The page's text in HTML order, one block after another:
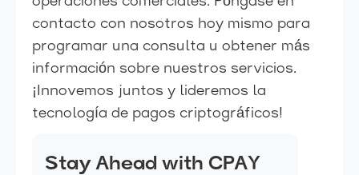
contacto con nosotros hoy mismo para
programar una consulta u obtener más
información sobre nuestros servicios.
¡Innovemos juntos y lideremos la
tecnología de pagos criptográficos!
Stay Ahead with CPAY